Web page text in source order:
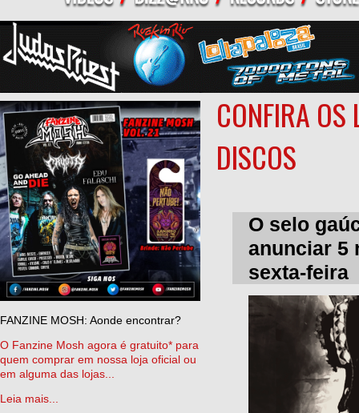
FANZINE MOSH: Aonde encontrar?
O Fanzine Mosh agora é gratuito* para
quem comprar em nossa loja oficial ou
em alguma das lojas...
Leia mais...
CONFIRA OS
DISCOS
O selo
anunciar 5
sexta-feira